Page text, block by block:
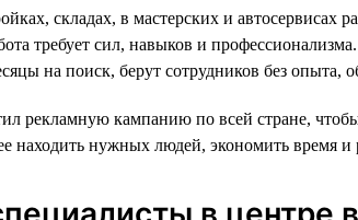
складах, в мастерских и
требует сил, навыков и
на поиск, берут сотрудников без
рекламную кампанию по всей стране,
находить нужных людей, экономить время и